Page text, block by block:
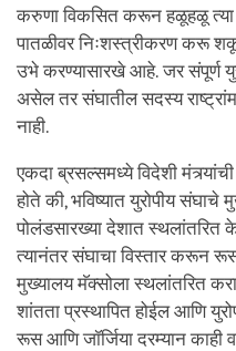
करुणा विकसित करून हळूहळू त्या
पातळीवर निःशस्त्रीकरण करू
उभे करण्यासारखे आहे. जर संपूर्ण
असेल तर संघातील सदस्य
नाही.
एकदा ब्रसल्समध्ये विदेशी
होते की, भविष्यात युरोपीय संघाचे
पोलंडसारख्या देशात स्थलांतरित
त्यानंतर संघाचा विस्तार करून
मुख्यालय मॅक्सोला स्थलांतरित
शांतता प्रस्थापित होईल आणि
रूस आणि जॉर्जिया दरम्यान